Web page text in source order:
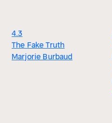
4.3
The Fake Truth
Marjorie Burbaud